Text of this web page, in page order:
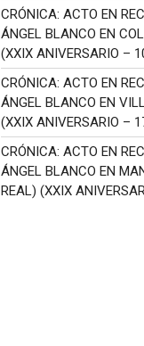
CRÓNICA: ACTO EN
ÁNGEL BLANCO EN
(XXIX ANIVERSARIO –
CRÓNICA: ACTO EN
ÁNGEL BLANCO EN
(XXIX ANIVERSARIO –
CRÓNICA: ACTO EN
ÁNGEL BLANCO EN
REAL) (XXIX